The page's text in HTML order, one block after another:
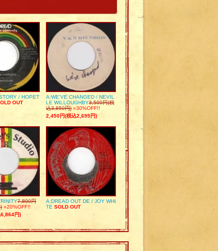
/ HOPET
OUT
A:WE’VE CHANGED / NEVIL
LE WILLOUGHBY3,500円(税
込3,850円) »30%OFF!!
2,450円(税込2,695円)
7,800円
»20%OFF!!
円)
A:DREAD OUT DE / JOY WHI
TE SOLD OUT